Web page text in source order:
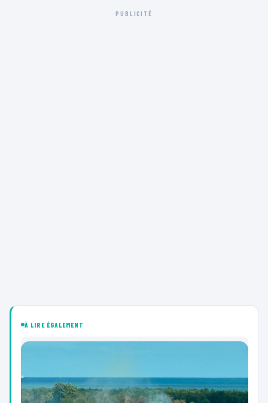
PUBLICITÉ
À LIRE ÉGALEMENT